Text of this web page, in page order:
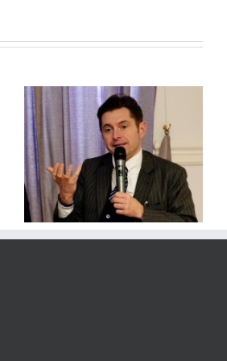
SICUREZZA – Dalla Regione
Marche 1,2 Milioni di euro ai
Comuni per Videosorveglianza
e Controllo del Territorio